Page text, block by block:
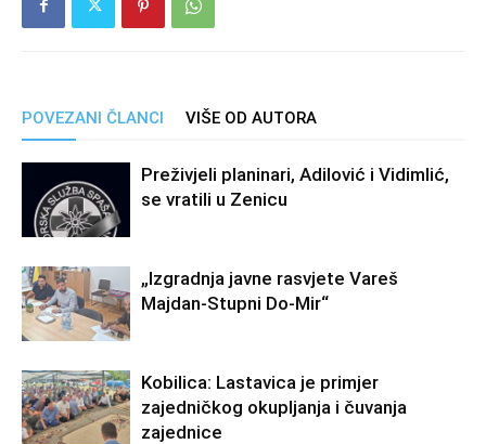
POVEZANI ČLANCI VIŠE OD AUTORA
Preživjeli planinari, Adilović i Vidimlić,
se vratili u Zenicu
„Izgradnja javne rasvjete Vareš
Majdan-Stupni Do-Mir“
Kobilica: Lastavica je primjer
zajedničkog okupljanja i čuvanja
zajednice